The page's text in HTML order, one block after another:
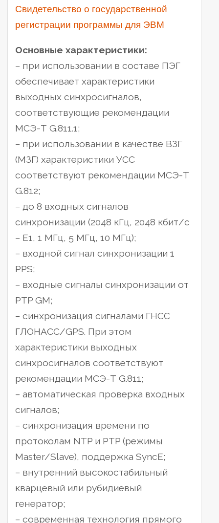
Свидетельство о государственной
регистрации программы для ЭВМ
Основные характеристики:
– при использовании в составе ПЭГ
обеспечивает характеристики
выходных синхросигналов,
соответствующие рекомендации
МСЭ-Т G.811.1;
– при использовании в качестве ВЗГ
(МЗГ) характеристики УСС
соответствуют рекомендации МСЭ-Т
G.812;
– до 8 входных сигналов
синхронизации (2048 кГц, 2048 кбит/с
– Е1, 1 МГц, 5 МГц, 10 МГц);
– входной сигнал синхронизации 1
PPS;
– входные сигналы синхронизации от
PTP GM;
– синхронизация сигналами ГНСС
ГЛОНАСС/GPS. При этом
характеристики выходных
синхросигналов соответствуют
рекомендации МСЭ-Т G.811;
– автоматическая проверка входных
сигналов;
– синхронизация времени по
протоколам NTP и PTP (режимы
Master/Slave), поддержка SyncE;
– внутренний высокостабильный
кварцевый или рубидиевый
генератор;
– современная технология прямого